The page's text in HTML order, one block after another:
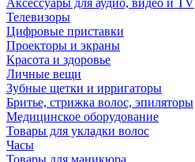
Аксессуары для аудио, видео и TV
Телевизоры
Цифровые приставки
Проекторы и экраны
Красота и здоровье
Личные вещи
Зубные щетки и ирригаторы
Бритье, стрижка волос, эпиляторы
Медицинское оборудование
Товары для укладки волос
Часы
Товары для маникюра